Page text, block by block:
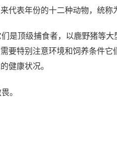
代表年份的十二种动物，统称
是顶级捕食者，以鹿野猪等
要特别注意环境和饲养条件
健康状况。
。